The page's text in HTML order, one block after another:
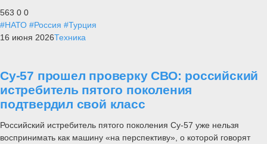
563 0 0
#НАТО #Россия #Турция
16 июня 2026Техника
Су-57 прошел проверку СВО: российский
истребитель пятого поколения
подтвердил свой класс
Российский истребитель пятого поколения Су-57 уже нельзя
воспринимать как машину «на перспективу», о которой говорят